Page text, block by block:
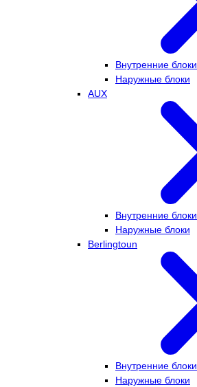
Внутренние блоки
Наружные блоки
AUX
Внутренние блоки
Наружные блоки
Berlingtoun
Внутренние блоки
Наружные блоки